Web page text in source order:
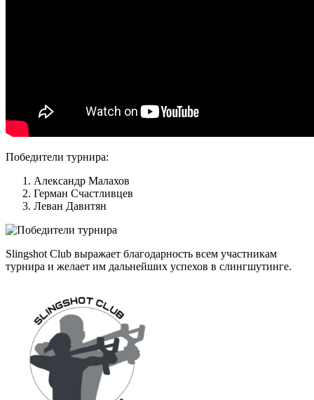
Победители турнира:
Александр Малахов
Герман Счастливцев
Леван Давитян
Slingshot Club выражает благодарность всем участникам
турнира и желает им дальнейших успехов в слингшутинге.